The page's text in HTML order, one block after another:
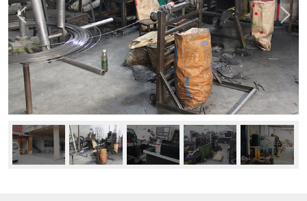
新闻中心
公司动态 行业资讯 常见问题